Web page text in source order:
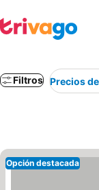
Filtros Precios
Opción destacada